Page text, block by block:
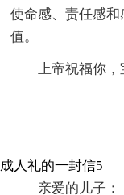
使命感、责任感
值。
上帝祝福你
成人礼的一封信5
亲爱的儿子：